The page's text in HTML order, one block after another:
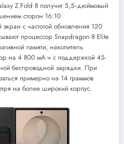
Z Fold 8 получит 5,5‑дюймовый
сторон 16:10
с частотой обновления 120
процессор Snapdragon 8 Elite
памяти, накопитель
на 4 800 мА·ч с поддержкой 45-
беспроводной зарядки. При
примерно на 14 граммов
на более широкий корпус.